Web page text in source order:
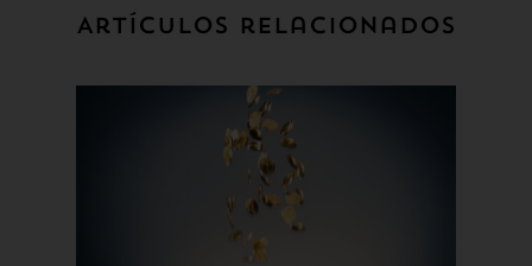
Artículos relacionados